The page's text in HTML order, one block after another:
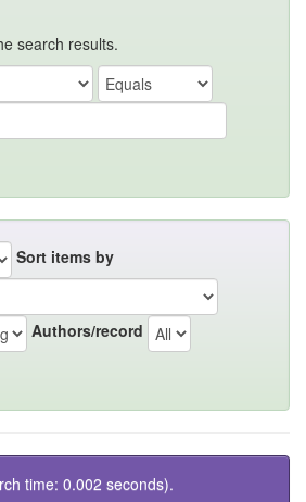
search results.
Sort items by
Authors/record
time: 0.002 seconds).